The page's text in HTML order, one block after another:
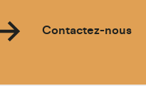
Contactez-nous